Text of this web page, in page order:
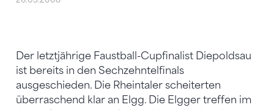
Der letztjährige Faustball-Cupfinalist Diepoldsau
ist bereits in den Sechzehntelfinals
ausgeschieden. Die Rheintaler scheiterten
überraschend klar an Elgg. Die Elgger treffen im